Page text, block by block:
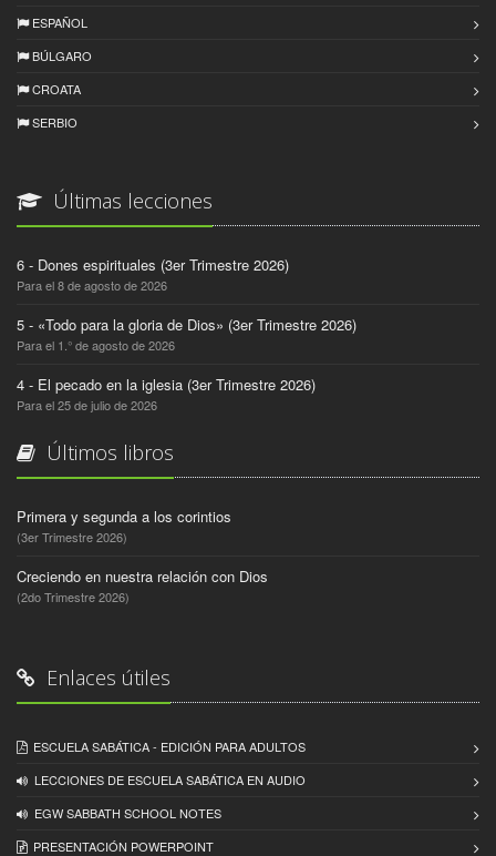
ESPAÑOL
BÚLGARO
CROATA
SERBIO
Últimas lecciones
6 - Dones espirituales (3er Trimestre 2026)
Para el 8 de agosto de 2026
5 - «Todo para la gloria de Dios» (3er Trimestre 2026)
Para el 1.° de agosto de 2026
4 - El pecado en la iglesia (3er Trimestre 2026)
Para el 25 de julio de 2026
Últimos libros
Primera y segunda a los corintios
(3er Trimestre 2026)
Creciendo en nuestra relación con Dios
(2do Trimestre 2026)
Enlaces útiles
ESCUELA SABÁTICA - EDICIÓN PARA ADULTOS
LECCIONES DE ESCUELA SABÁTICA EN AUDIO
EGW SABBATH SCHOOL NOTES
PRESENTACIÓN POWERPOINT